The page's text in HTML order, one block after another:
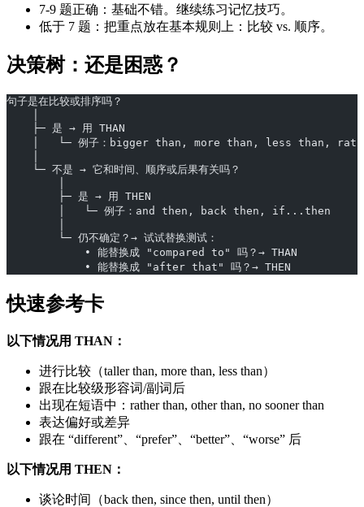
7-9 题正确：基础不错。继续练习记忆技巧。
低于 7 题：把重点放在基本规则上：比较 vs. 顺序。
决策树：还是困惑？
句子是在比较或排序吗？
    ├─ 是 → 用 THAN
│   └─ 例子：bigger than, more than, less than,
    └─ 不是 → 它和时间、顺序或后果有关吗？
        ├─ 是 → 用 THEN
        │   └─ 例子：and then, back then, if...then
        └─ 仍不确定？→ 试试替换测试：
            • 能替换成 "compared to" 吗？→ THAN
            • 能替换成 "after that" 吗？→ THEN
快速参考卡
以下情况用 THAN：
进行比较（taller than, more than, less than）
跟在比较级形容词/副词后
出现在短语中：rather than, other than, no sooner than
表达偏好或差异
跟在 “different”、“prefer”、“better”、“worse” 后
以下情况用 THEN：
谈论时间（back then, since then, until then）